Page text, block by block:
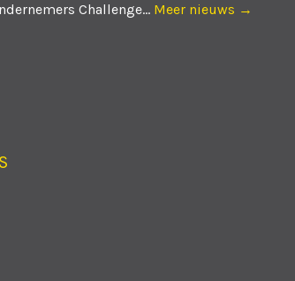
Challenge... Meer nieuws →